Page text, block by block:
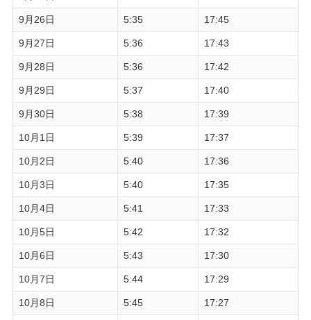
9月26日 5:35 17:45
9月27日 5:36 17:43
9月28日 5:36 17:42
9月29日 5:37 17:40
9月30日 5:38 17:39
10月1日 5:39 17:37
10月2日 5:40 17:36
10月3日 5:40 17:35
10月4日 5:41 17:33
10月5日 5:42 17:32
10月6日 5:43 17:30
10月7日 5:44 17:29
10月8日 5:45 17:27